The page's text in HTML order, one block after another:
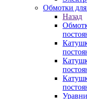
Обмотки для
Назад